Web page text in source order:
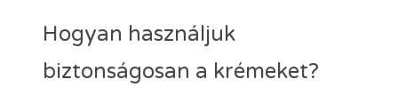
Hogyan használjuk
biztonságosan a krémeket?